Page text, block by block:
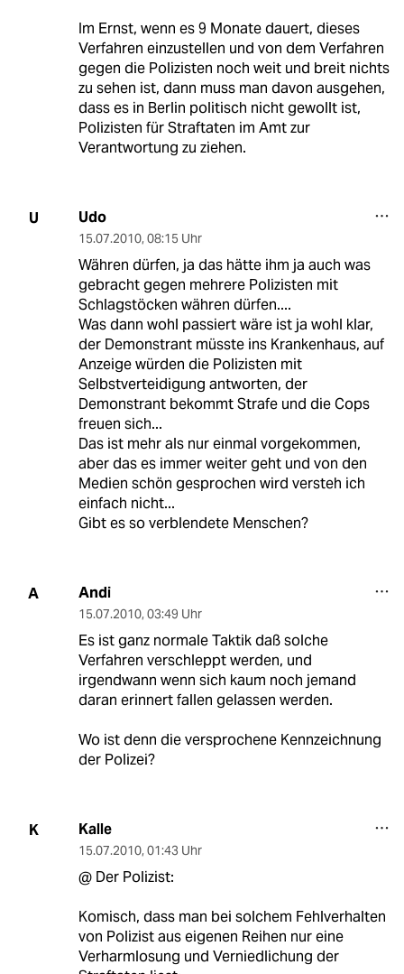
Im Ernst, wenn es 9 Monate dauert, dieses
Verfahren einzustellen und von dem Verfahren
gegen die Polizisten noch weit und breit nichts
zu sehen ist, dann muss man davon ausgehen,
dass es in Berlin politisch nicht gewollt ist,
Polizisten für Straftaten im Amt zur
Verantwortung zu ziehen.
U Udo
15.07.2010, 08:15 Uhr
Währen dürfen, ja das hätte ihm ja auch was
gebracht gegen mehrere Polizisten mit
Schlagstöcken währen dürfen....
Was dann wohl passiert wäre ist ja wohl klar,
der Demonstrant müsste ins Krankenhaus, auf
Anzeige würden die Polizisten mit
Selbstverteidigung antworten, der
Demonstrant bekommt Strafe und die Cops
freuen sich...
Das ist mehr als nur einmal vorgekommen,
aber das es immer weiter geht und von den
Medien schön gesprochen wird versteh ich
einfach nicht...
Gibt es so verblendete Menschen?
A Andi
15.07.2010, 03:49 Uhr
Es ist ganz normale Taktik daß solche
Verfahren verschleppt werden, und
irgendwann wenn sich kaum noch jemand
daran erinnert fallen gelassen werden.
Wo ist denn die versprochene Kennzeichnung
der Polizei?
K Kalle
15.07.2010, 01:43 Uhr
@ Der Polizist:
Komisch, dass man bei solchem Fehlverhalten
von Polizist aus eigenen Reihen nur eine
Verharmlosung und Verniedlichung der